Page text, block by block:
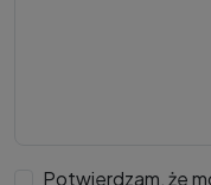
Potwierdzam, że